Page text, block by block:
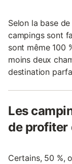
Selon la base
campings sont
sont même 100
moins deux
destination
Les
de profiter
Certains, 50 %,